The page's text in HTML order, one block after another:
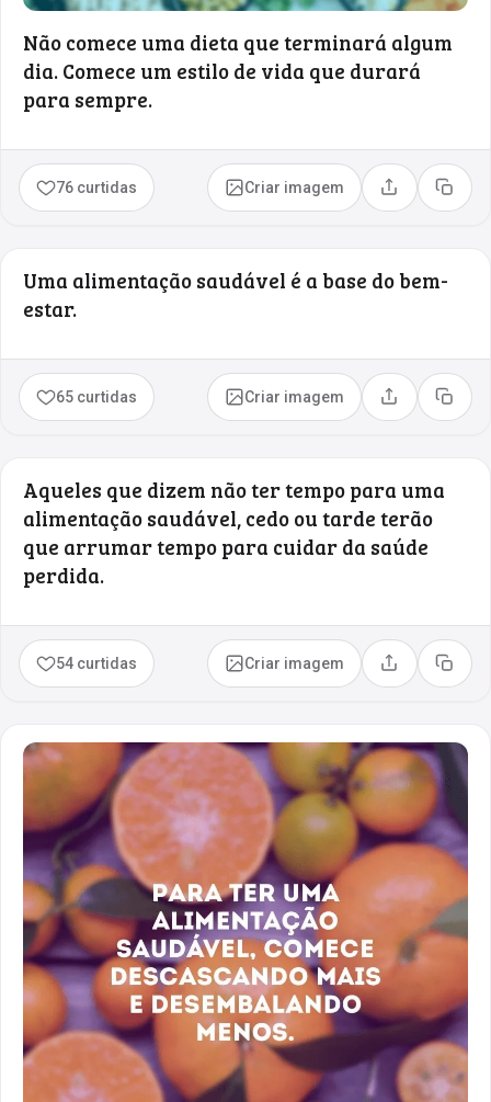
Não comece uma dieta que terminará algum
dia. Comece um estilo de vida que durará
para sempre.
76 curtidas Criar imagem Compartilhar
Copiar
Uma alimentação saudável é a base do bem-
estar.
65 curtidas Criar imagem Compartilhar
Copiar
Aqueles que dizem não ter tempo para uma
alimentação saudável, cedo ou tarde terão
que arrumar tempo para cuidar da saúde
perdida.
54 curtidas Criar imagem Compartilhar
Copiar